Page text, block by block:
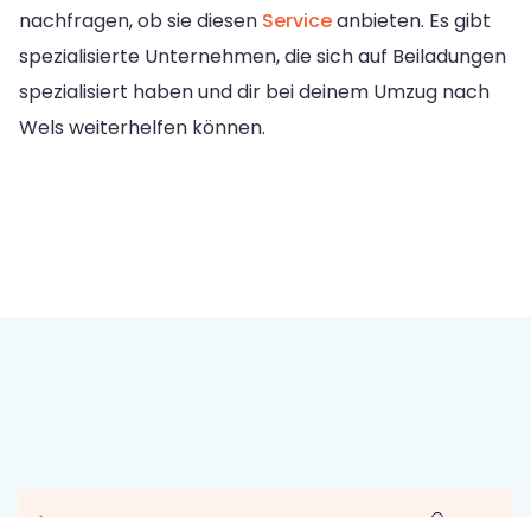
nachfragen, ob sie diesen Serviceanbieten. Es gibt
spezialisierte Unternehmen, die sich auf Beiladungen
spezialisiert haben und dir bei deinem Umzug nach
Wels weiterhelfen können.